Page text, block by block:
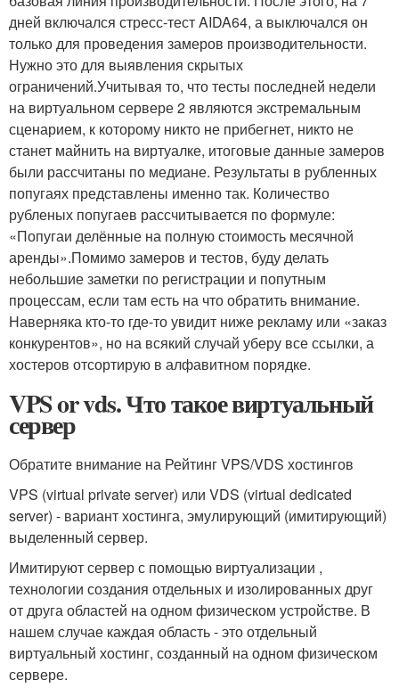
дней включался стресс-тест AIDA64, а выключался он
только для проведения замеров производительности.
Нужно это для выявления скрытых
ограничений.Учитывая то, что тесты последней недели
на виртуальном сервере 2 являются экстремальным
сценарием, к которому никто не прибегнет, никто не
станет майнить на виртуалке, итоговые данные замеров
были рассчитаны по медиане. Результаты в рубленных
попугаях представлены именно так. Количество
рубленых попугаев рассчитывается по формуле:
«Попугаи делённые на полную стоимость месячной
аренды».Помимо замеров и тестов, буду делать
небольшие заметки по регистрации и попутным
процессам, если там есть на что обратить внимание.
Наверняка кто-то где-то увидит ниже рекламу или «заказ
конкурентов», но на всякий случай уберу все ссылки, а
хостеров отсортирую в алфавитном порядке.
VPS or vds. Что такое виртуальный
сервер
Обратите внимание на Рейтинг VPS/VDS хостингов
VPS (virtual private server) или VDS (virtual dedicated
server) - вариант хостинга, эмулирующий (имитирующий)
выделенный сервер.
Имитируют сервер с помощью виртуализации ,
технологии создания отдельных и изолированных друг
от друга областей на одном физическом устройстве. В
нашем случае каждая область - это отдельный
виртуальный хостинг, созданный на одном физическом
сервере.